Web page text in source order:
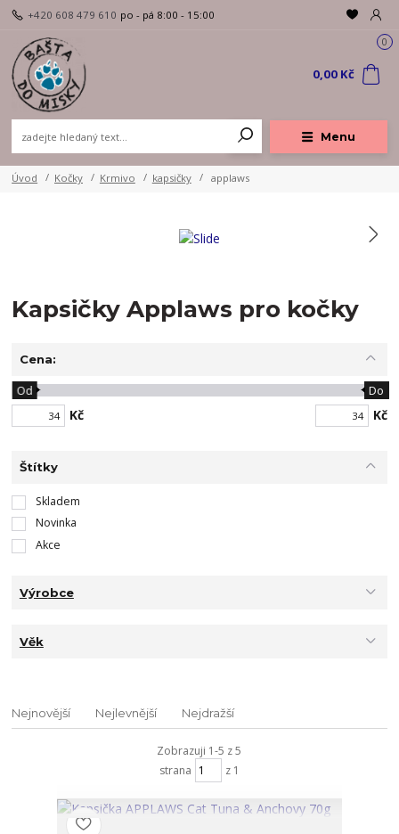
Menu
+420 608 479 610 po - pá 8:00 - 15:00
0
0,00 Kč
Úvod Kočky Krmivo kapsičky applaws
Kapsičky Applaws pro kočky
Cena:
Kč
Od Do
Kč
Štítky
Skladem
Novinka
Akce
Výrobce
Věk
Nejnovější Nejlevnější Nejdražší
Zobrazuji 1-5 z 5
strana
z 1